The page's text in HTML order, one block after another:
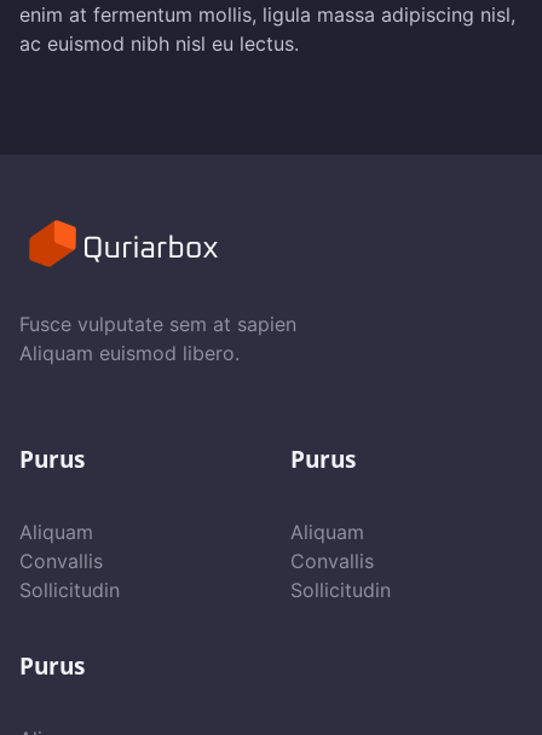
enim at fermentum mollis, ligula massa adipiscing nisl,
ac euismod nibh nisl eu lectus.
Fusce vulputate sem at sapien
Aliquam euismod libero.
Purus
Aliquam
Convallis
Sollicitudin
Purus
Aliquam
Convallis
Sollicitudin
Purus